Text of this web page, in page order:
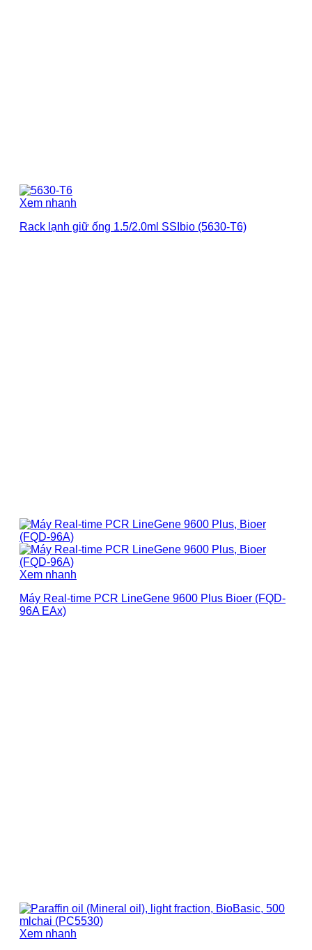
Xem nhanh
Rack lạnh giữ ống 1.5/2.0ml SSIbio (5630-T6)
Xem nhanh
Máy Real-time PCR LineGene 9600 Plus Bioer (FQD-
96A EAx)
Xem nhanh